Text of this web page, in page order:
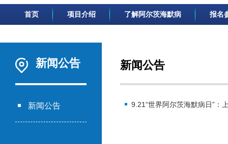
首页 项目介绍 了解阿尔茨海默病 报名
新闻公告
新闻公告
新闻公告
9.21“世界阿尔茨海默病日”：